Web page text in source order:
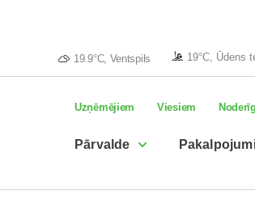
19.9°C, Ventspils 19°C, Ūdens
Uzņēmējiem Viesiem
Pārvalde